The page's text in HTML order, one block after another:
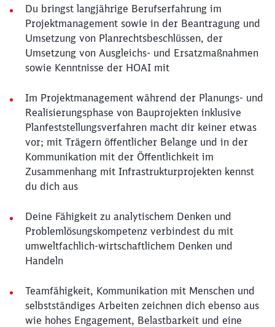
Du bringst langjährige Berufserfahrung im
Projektmanagement sowie in der Beantragung und
Umsetzung von Planrechtsbeschlüssen, der
Umsetzung von Ausgleichs- und Ersatzmaßnahmen
sowie Kenntnisse der HOAI mit
Im Projektmanagement während der Planungs- und
Realisierungsphase von Bauprojekten inklusive
Planfeststellungsverfahren macht dir keiner etwas
vor; mit Trägern öffentlicher Belange und in der
Kommunikation mit der Öffentlichkeit im
Zusammenhang mit Infrastrukturprojekten kennst
du dich aus
Deine Fähigkeit zu analytischem Denken und
Problemlösungskompetenz verbindest du mit
umweltfachlich-wirtschaftlichem Denken und
Handeln
Teamfähigkeit, Kommunikation mit Menschen und
selbstständiges Arbeiten zeichnen dich ebenso aus
wie hohes Engagement, Belastbarkeit und eine